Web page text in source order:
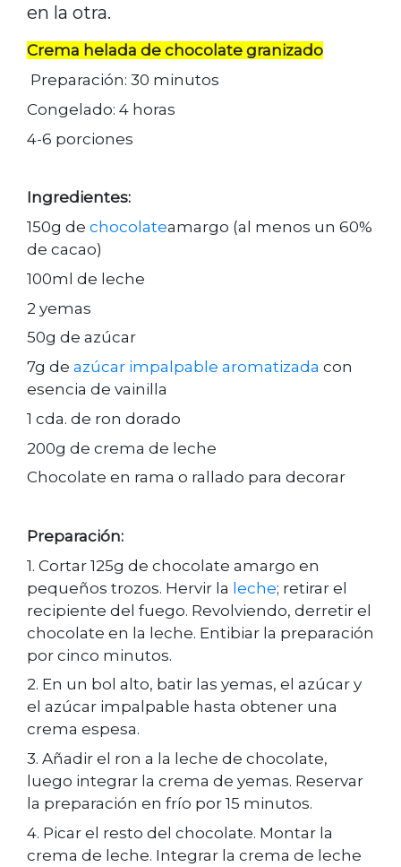
en la otra.
Crema helada de chocolate granizado
Preparación: 30 minutos
Congelado: 4 horas
4-6 porciones
Ingredientes:
150g de chocolateamargo (al menos un 60%
de cacao)
100ml de leche
2 yemas
50g de azúcar
7g de azúcar impalpable aromatizada con
esencia de vainilla
1 cda. de ron dorado
200g de crema de leche
Chocolate en rama o rallado para decorar
Preparación:
1. Cortar 125g de chocolate amargo en
pequeños trozos. Hervir la leche; retirar el
recipiente del fuego. Revolviendo, derretir el
chocolate en la leche. Entibiar la preparación
por cinco minutos.
2. En un bol alto, batir las yemas, el azúcar y
el azúcar impalpable hasta obtener una
crema espesa.
3. Añadir el ron a la leche de chocolate,
luego integrar la crema de yemas. Reservar
la preparación en frío por 15 minutos.
4. Picar el resto del chocolate. Montar la
crema de leche. Integrar la crema de leche